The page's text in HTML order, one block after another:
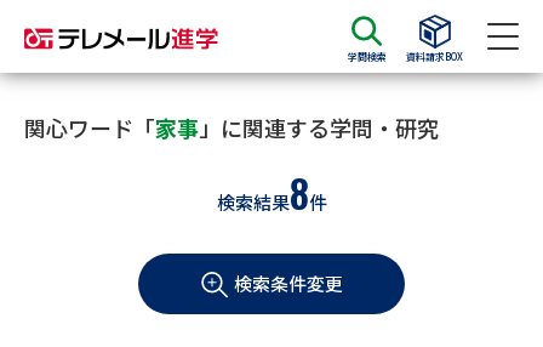
学問検索 資料請求BOX
資料請求 資料検索
大学・短大の資料種類から請求
学部・学科パンフ
関心ワード「家事」に関連する学問・研究
検索結果8件
検索条件変更